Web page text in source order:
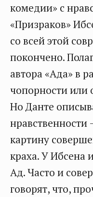
комедии» с
«Призраков»
со всей этой
покончено.
автора «Ада» в
чопорности или
Но Данте
картину
краха. У Ибсена
Ад. Часто и
говорят, что,